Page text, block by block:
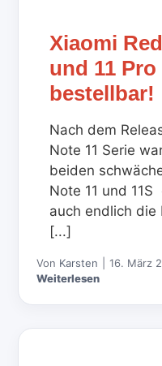
Xiaomi
und 11
bestellbar!
Nach dem
Note 11 Serie
beiden
Note 11 und
auch endlich die
[...]
Von Karsten 16. März
Weiterlesen